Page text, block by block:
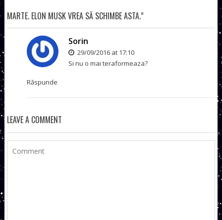
MARTE. ELON MUSK VREA SĂ SCHIMBE ASTA.”
Sorin
29/09/2016 at 17:10
Si nu o mai teraformeaza?
Răspunde
LEAVE A COMMENT